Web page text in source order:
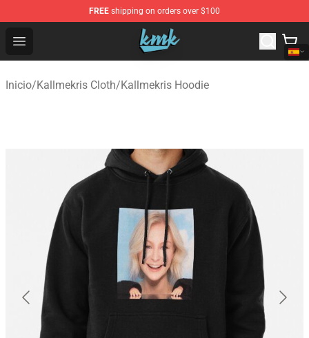
FREE shipping on orders over $100
Open menu
KallMeKris Store - Official KallMeKris Merchandise Shop
Inicio/Kallmekris Cloth/Kallmekris Hoodie